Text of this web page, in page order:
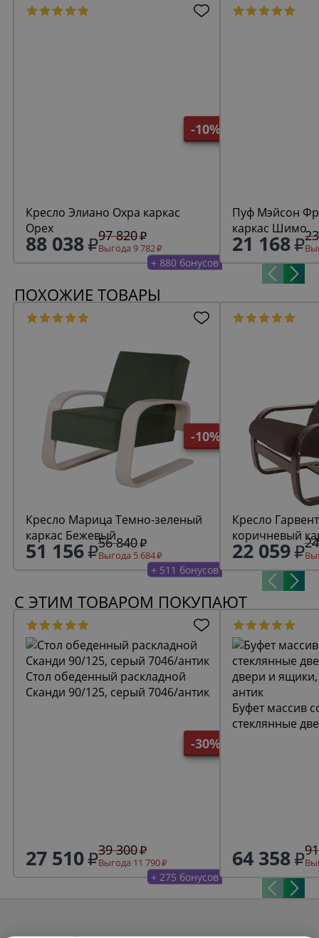
-10%
Кресло Элиано Охра каркас
Орех
88 038 97 820
Выгода 9 782
+ 880 бонусов
Пуф Мэйсон Фреш 19 минт
каркас Шимо
21 168
ПОХОЖИЕ ТОВАРЫ
-10%
Кресло Марица Темно-зеленый
каркас Бежевый
51 156 56 840
Выгода 5 684
+ 511 бонусов
Кресло Гарвента
22 059
С ЭТИМ ТОВАРОМ ПОКУПАЮТ
-30%
Стол обеденный раскладной
Сканди 90/125, серый 7046/антик
27 510 39 300
Выгода 11 790
+ 275 бонусов
Буфет массив
стеклянные
64 358